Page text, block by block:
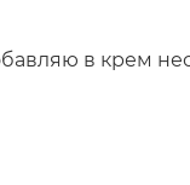
в крем